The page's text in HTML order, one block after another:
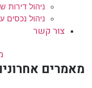
ניהול דירות
ניהול נכסים
צור קשר
מאמרים